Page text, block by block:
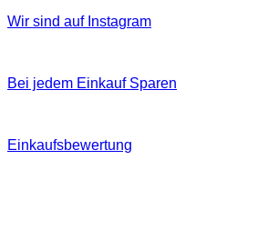
Wir sind auf Instagram
Bei jedem Einkauf Sparen
Einkaufsbewertung